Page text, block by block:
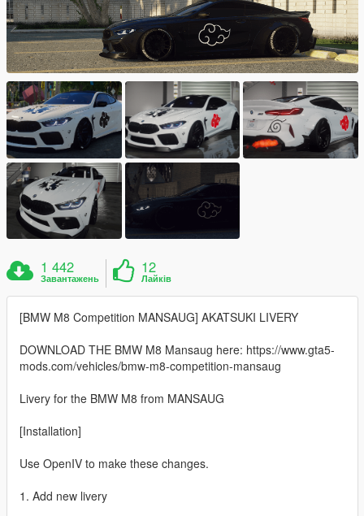
1 442
Завантажень
12
Лайків
[BMW M8 Competition MANSAUG] AKATSUKI LIVERY
DOWNLOAD THE BMW M8 Mansaug here: https://www.gta5-
mods.com/vehicles/bmw-m8-competition-mansaug
Livery for the BMW M8 from MANSAUG
[Installation]
Use OpenIV to make these changes.
1. Add new livery